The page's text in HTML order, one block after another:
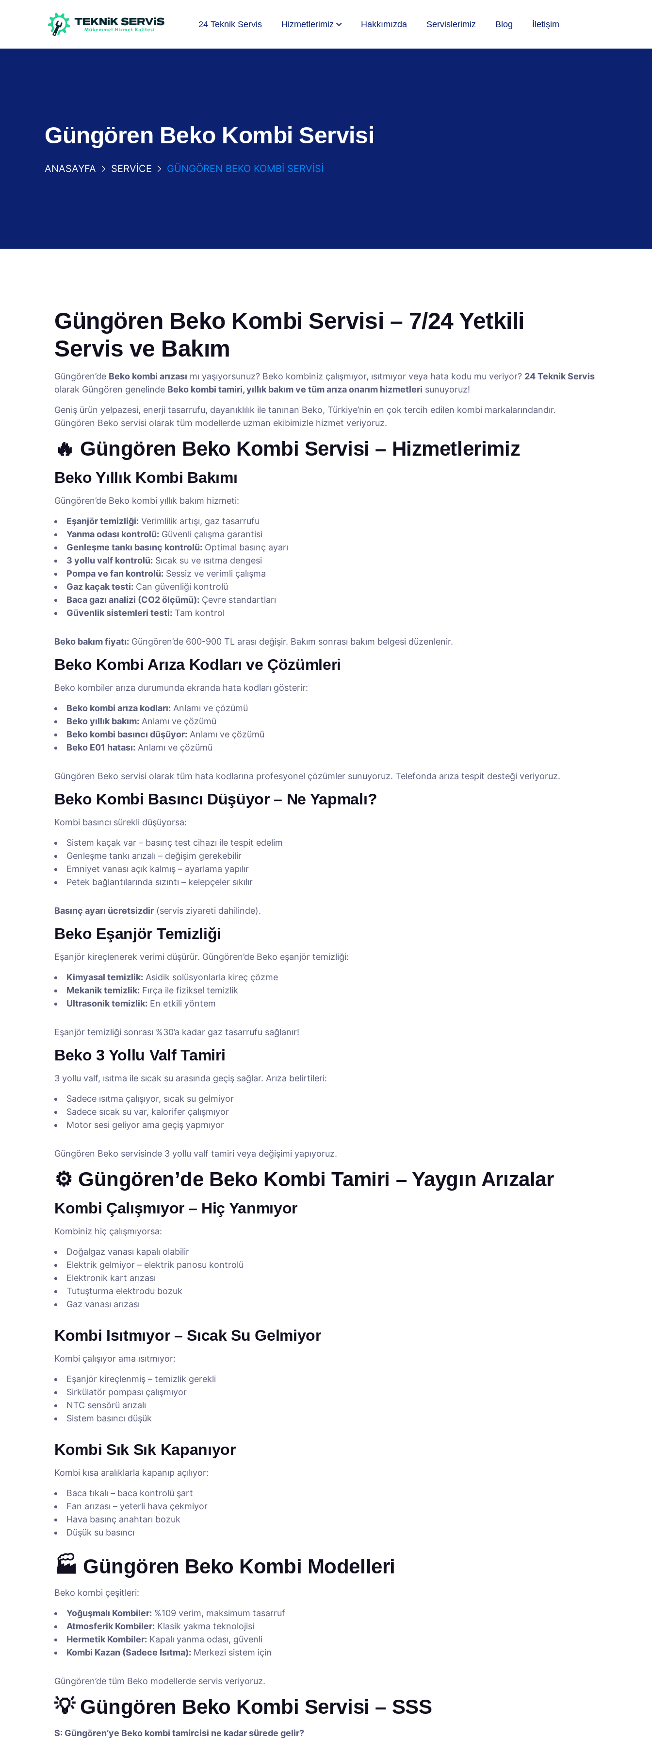
24 Teknik Servis Hizmetlerimiz Hakkımızda Servislerimiz Blog İletişim
Güngören Beko Kombi Servisi
ANASAYFA SERVICE GÜNGÖREN BEKO KOMBI SERVISI
Güngören Beko Kombi Servisi – 7/24 Yetkili
Servis ve Bakım
Güngören’de Beko kombi arızası mı yaşıyorsunuz? Beko kombiniz çalışmıyor, ısıtmıyor veya hata kodu mu veriyor? 24 Teknik Servis
olarak Güngören genelinde Beko kombi tamiri, yıllık bakım ve tüm arıza onarım hizmetleri sunuyoruz!
Geniş ürün yelpazesi, enerji tasarrufu, dayanıklılık ile tanınan Beko, Türkiye’nin en çok tercih edilen kombi markalarındandır.
Güngören Beko servisi olarak tüm modellerde uzman ekibimizle hizmet veriyoruz.
🔥 Güngören Beko Kombi Servisi – Hizmetlerimiz
Beko Yıllık Kombi Bakımı
Güngören’de Beko kombi yıllık bakım hizmeti:
Eşanjör temizliği: Verimlilik artışı, gaz tasarrufu
Yanma odası kontrolü: Güvenli çalışma garantisi
Genleşme tankı basınç kontrolü: Optimal basınç ayarı
3 yollu valf kontrolü: Sıcak su ve ısıtma dengesi
Pompa ve fan kontrolü: Sessiz ve verimli çalışma
Gaz kaçak testi: Can güvenliği kontrolü
Baca gazı analizi (CO2 ölçümü): Çevre standartları
Güvenlik sistemleri testi: Tam kontrol
Beko bakım fiyatı: Güngören’de 600-900 TL arası değişir. Bakım sonrası bakım belgesi düzenlenir.
Beko Kombi Arıza Kodları ve Çözümleri
Beko kombiler arıza durumunda ekranda hata kodları gösterir:
Beko kombi arıza kodları: Anlamı ve çözümü
Beko yıllık bakım: Anlamı ve çözümü
Beko kombi basıncı düşüyor: Anlamı ve çözümü
Beko E01 hatası: Anlamı ve çözümü
Güngören Beko servisi olarak tüm hata kodlarına profesyonel çözümler sunuyoruz. Telefonda arıza tespit desteği veriyoruz.
Beko Kombi Basıncı Düşüyor – Ne Yapmalı?
Kombi basıncı sürekli düşüyorsa:
Sistem kaçak var – basınç test cihazı ile tespit edelim
Genleşme tankı arızalı – değişim gerekebilir
Emniyet vanası açık kalmış – ayarlama yapılır
Petek bağlantılarında sızıntı – kelepçeler sıkılır
Basınç ayarı ücretsizdir (servis ziyareti dahilinde).
Beko Eşanjör Temizliği
Eşanjör kireçlenerek verimi düşürür. Güngören’de Beko eşanjör temizliği:
Kimyasal temizlik: Asidik solüsyonlarla kireç çözme
Mekanik temizlik: Fırça ile fiziksel temizlik
Ultrasonik temizlik: En etkili yöntem
Eşanjör temizliği sonrası %30’a kadar gaz tasarrufu sağlanır!
Beko 3 Yollu Valf Tamiri
3 yollu valf, ısıtma ile sıcak su arasında geçiş sağlar. Arıza belirtileri:
Sadece ısıtma çalışıyor, sıcak su gelmiyor
Sadece sıcak su var, kalorifer çalışmıyor
Motor sesi geliyor ama geçiş yapmıyor
Güngören Beko servisinde 3 yollu valf tamiri veya değişimi yapıyoruz.
⚙️ Güngören’de Beko Kombi Tamiri – Yaygın Arızalar
Kombi Çalışmıyor – Hiç Yanmıyor
Kombiniz hiç çalışmıyorsa:
Doğalgaz vanası kapalı olabilir
Elektrik gelmiyor – elektrik panosu kontrolü
Elektronik kart arızası
Tutuşturma elektrodu bozuk
Gaz vanası arızası
Kombi Isıtmıyor – Sıcak Su Gelmiyor
Kombi çalışıyor ama ısıtmıyor:
Eşanjör kireçlenmiş – temizlik gerekli
Sirkülatör pompası çalışmıyor
NTC sensörü arızalı
Sistem basıncı düşük
Kombi Sık Sık Kapanıyor
Kombi kısa aralıklarla kapanıp açılıyor:
Baca tıkalı – baca kontrolü şart
Fan arızası – yeterli hava çekmiyor
Hava basınç anahtarı bozuk
Düşük su basıncı
🏭 Güngören Beko Kombi Modelleri
Beko kombi çeşitleri:
Yoğuşmalı Kombiler: %109 verim, maksimum tasarruf
Atmosferik Kombiler: Klasik yakma teknolojisi
Hermetik Kombiler: Kapalı yanma odası, güvenli
Kombi Kazan (Sadece Isıtma): Merkezi sistem için
Güngören’de tüm Beko modellerde servis veriyoruz.
💡 Güngören Beko Kombi Servisi – SSS
S: Güngören’ye Beko kombi tamircisi ne kadar sürede gelir?